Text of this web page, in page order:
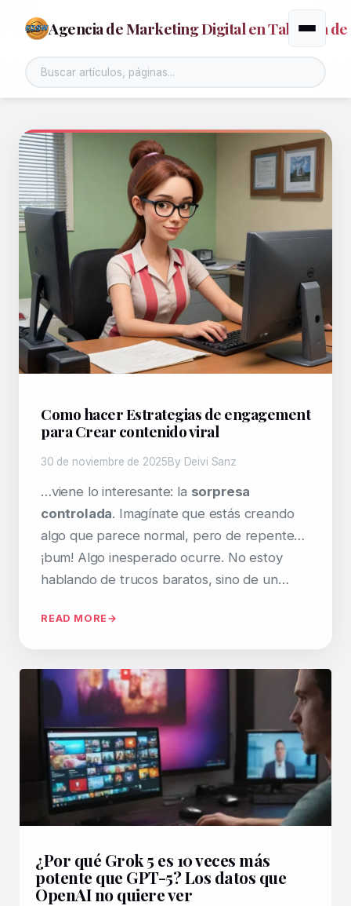
Agencia de Marketing Digital en Talavera de
Alternar
Como hacer Estrategias de engagement
para Crear contenido viral
30 de noviembre de 2025By Deivi Sanz
…viene lo interesante: la sorpresa
controlada. Imagínate que estás creando
algo que parece normal, pero de repente…
¡bum! Algo inesperado ocurre. No estoy
hablando de trucos baratos, sino de un…
READ MORE
¿Por qué Grok 5 es 10 veces más
potente que GPT-5? Los datos que
OpenAI no quiere ver